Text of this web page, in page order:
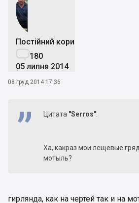
Постійний користувач
180
05 липня 2014
08 груд 2014 17:36
Цитата "Serros":
Ха, какраз мои лещевые
мотыль?
гирлянда, как на чертей так и на